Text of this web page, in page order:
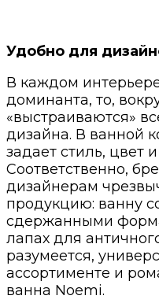
Удобно для
В каждом
доминанта, то,
«выстраиваются»
дизайна. В ванной
задает стиль, цвет
Соответственно,
дизайнерам
продукцию: ванну
сдержанными
лапах для
разумеется,
ассортименте и
ванна Noemi.